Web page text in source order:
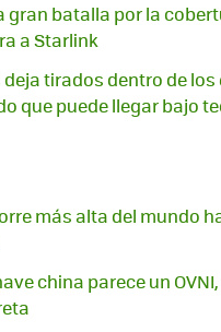
gran batalla por la
a Starlink
deja tirados dentro de
que puede llegar bajo
más alta del mundo
china parece un